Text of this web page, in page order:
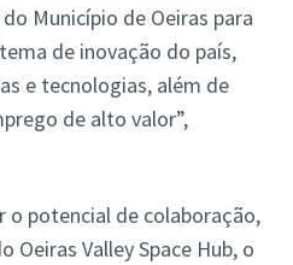
Município de Oeiras para
de inovação do país,
e tecnologias, além de
de alto valor”,
o potencial de colaboração,
Valley Space Hub, o